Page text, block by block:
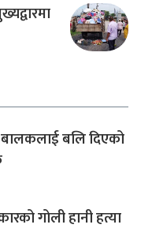
बालकलाई बलि दिएको
गोली हानी हत्या